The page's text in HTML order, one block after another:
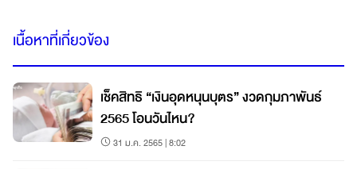
เนื้อหาที่เกี่ยวข้อง
เช็คสิทธิ “เงินอุดหนุนบุตร” งวดกุมภาพันธ์
2565 โอนวันไหน?
31 ม.ค. 2565 | 8:02